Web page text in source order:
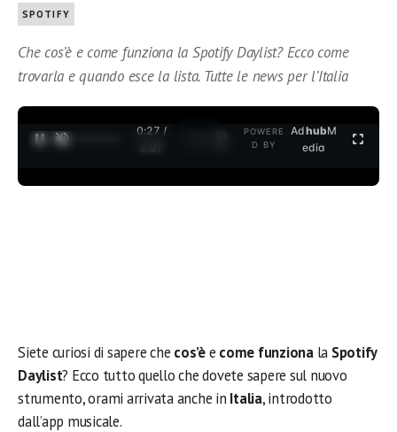
SPOTIFY
Che cos’è e come funziona la Spotify Daylist? Ecco come
trovarla e quando esce la lista. Tutte le news per l’Italia
0:27 /
3:37
POWERE
D BY
AdhubM
edia
Siete curiosi di sapere che cos’èe come funzionala Spotify
Daylist? Ecco tutto quello che dovete sapere sul nuovo
strumento, orami arrivata anche in Italia, introdotto
dall’app musicale.